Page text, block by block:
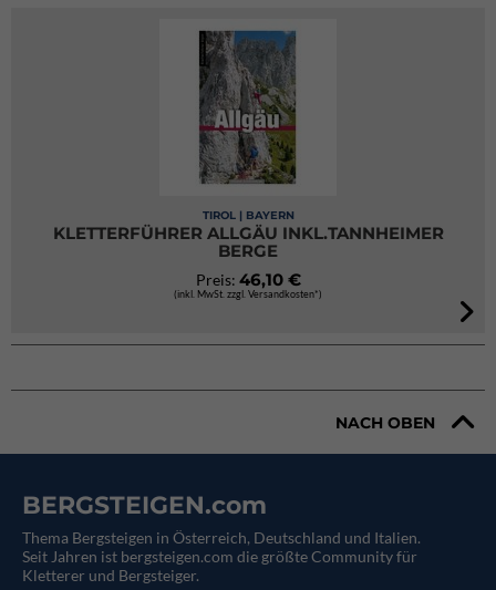
TIROL | BAYERN
KLETTERFÜHRER ALLGÄU INKL.TANNHEIMER
BERGE
Preis: 46,10 €
(inkl. MwSt. zzgl. Versandkosten*)
NACH OBEN
BERGSTEIGEN.com
Thema Bergsteigen in Österreich, Deutschland und Italien.
Seit Jahren ist bergsteigen.com die größte Community für
Kletterer und Bergsteiger.